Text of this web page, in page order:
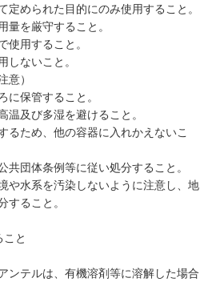
定められた目的にのみ使用すること。
量を厳守すること。
使用すること。
しないこと。
意）
に保管すること。
温及び多湿を避けること。
るため、他の容器に入れかえないこ
共団体条例等に従い処分すること。
や水系を汚染しないように注意し、地
すること。
と
ンテルは、有機溶剤等に溶解した場合